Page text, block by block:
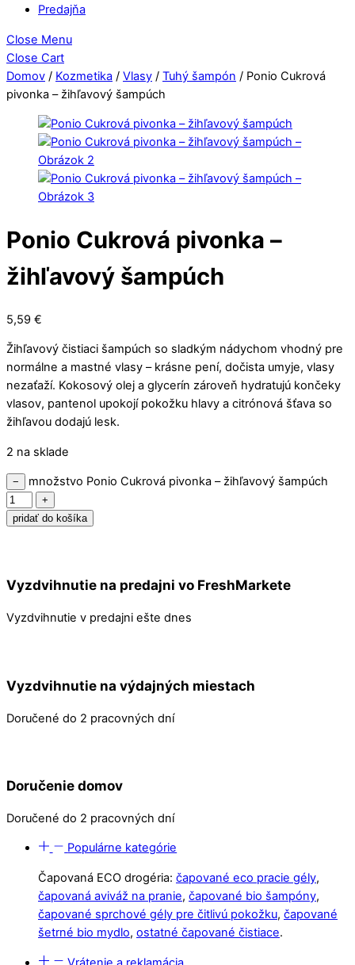
Predajňa
Close Menu
Close Cart
Domov / Kozmetika / Vlasy / Tuhý šampón / Ponio Cukrová
pivonka – žihľavový šampúch
Ponio Cukrová pivonka –
žihľavový šampúch
5,59 €
Žihľavový čistiaci šampúch so sladkým nádychom vhodný pre
normálne a mastné vlasy – krásne pení, dočista umyje, vlasy
nezaťaží. Kokosový olej a glycerín zároveň hydratujú končeky
vlasov, pantenol upokojí pokožku hlavy a citrónová šťava so
žihľavou dodajú lesk.
2 na sklade
− množstvo Ponio Cukrová pivonka – žihľavový šampúch
+
pridať do košíka
Vyzdvihnutie na predajni vo FreshMarkete
Vyzdvihnutie v predajni ešte dnes
Vyzdvihnutie na výdajných miestach
Doručené do 2 pracovných dní
Doručenie domov
Doručené do 2 pracovných dní
Populárne kategórie
Čapovaná ECO drogéria: čapované eco pracie gély,
čapovaná aviváž na pranie, čapované bio šampóny,
čapované sprchové gély pre čitlivú pokožku, čapované
šetrné bio mydlo, ostatné čapované čistiace.